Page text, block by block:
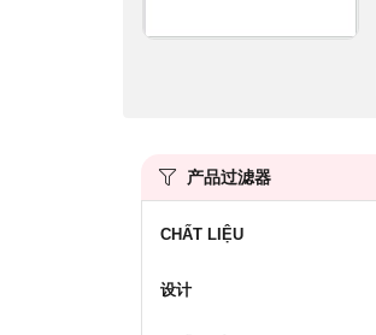
产品过滤器
CHẤT LIỆU
设计